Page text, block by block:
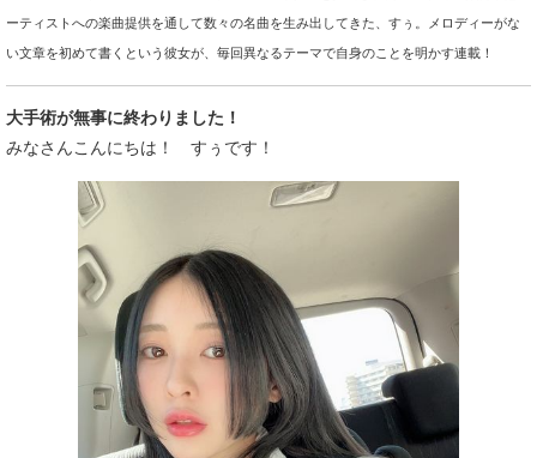
ーティストへの楽曲提供を通して数々の名曲を生み出してきた、すぅ。メロディーがな
い文章を初めて書くという彼女が、毎回異なるテーマで自身のことを明かす連載！
大手術が無事に終わりました！
みなさんこんにちは！ すぅです！